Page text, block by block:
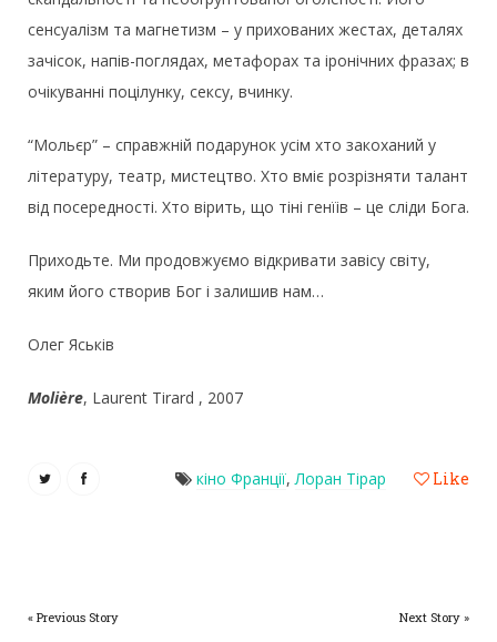
сенсуалізм та магнетизм – у прихованих жестах, деталях
зачісок, напів-поглядах, метафорах та іронічних фразах; в
очікуванні поцілунку, сексу, вчинку.
“Мольєр” – справжній подарунок усім хто закоханий у
літературу, театр, мистецтво. Хто вміє розрізняти талант
від посередності. Хто вірить, що тіні генїів – це сліди Бога.
Приходьте. Ми продовжуємо відкривати завісу світу,
яким його створив Бог і залишив нам…
Олег Яськів
Molière, Laurent Tirard , 2007
Like
кіно Франції,Лоран Тірар
« Previous Story Next Story »